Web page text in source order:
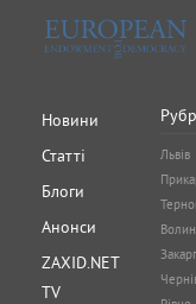
Новини
Статті
Блоги
Анонси
ZAXID.NET
TV
Львів